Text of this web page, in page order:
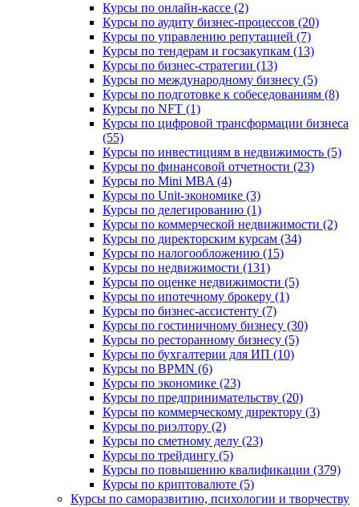
Курсы по онлайн-кассе (2)
Курсы по аудиту бизнес-процессов (20)
Курсы по управлению репутацией (7)
Курсы по тендерам и госзакупкам (13)
Курсы по бизнес-стратегии (13)
Курсы по международному бизнесу (5)
Курсы по подготовке к собеседованиям (8)
Курсы по NFT (1)
Курсы по цифровой трансформации бизнеса
(55)
Курсы по инвестициям в недвижимость (5)
Курсы по финансовой отчетности (23)
Курсы по Mini MBA (4)
Курсы по Unit-экономике (3)
Курсы по делегированию (1)
Курсы по коммерческой недвижимости (2)
Курсы по директорским курсам (34)
Курсы по налогообложению (15)
Курсы по недвижимости (131)
Курсы по оценке недвижимости (5)
Курсы по ипотечному брокеру (1)
Курсы по бизнес-ассистенту (7)
Курсы по гостиничному бизнесу (30)
Курсы по ресторанному бизнесу (5)
Курсы по бухгалтерии для ИП (10)
Курсы по BPMN (6)
Курсы по экономике (23)
Курсы по предпринимательству (20)
Курсы по коммерческому директору (3)
Курсы по риэлтору (2)
Курсы по сметному делу (23)
Курсы по трейдингу (5)
Курсы по повышению квалификации (379)
Курсы по криптовалюте (5)
Курсы по саморазвитию, психологии и творчеству